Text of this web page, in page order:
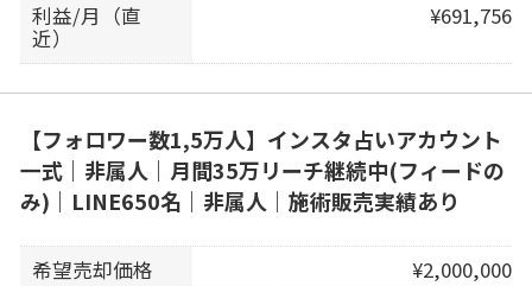
利益/月（直
近）
¥691,756
【フォロワー数1,5万人】インスタ占いアカウント
一式｜非属人｜月間35万リーチ継続中(フィードの
み)｜LINE650名｜非属人｜施術販売実績あり
希望売却価格
¥2,000,000